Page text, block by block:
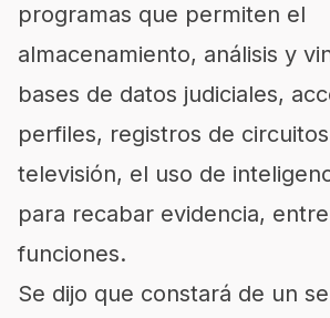
programas que permiten el
almacenamiento, análisis y
bases de datos judiciales,
perfiles, registros de
televisión, el uso de
para recabar evidencia,
funciones.
Se dijo que constará de un